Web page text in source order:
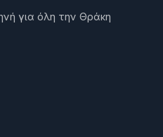
για όλη την Θράκη